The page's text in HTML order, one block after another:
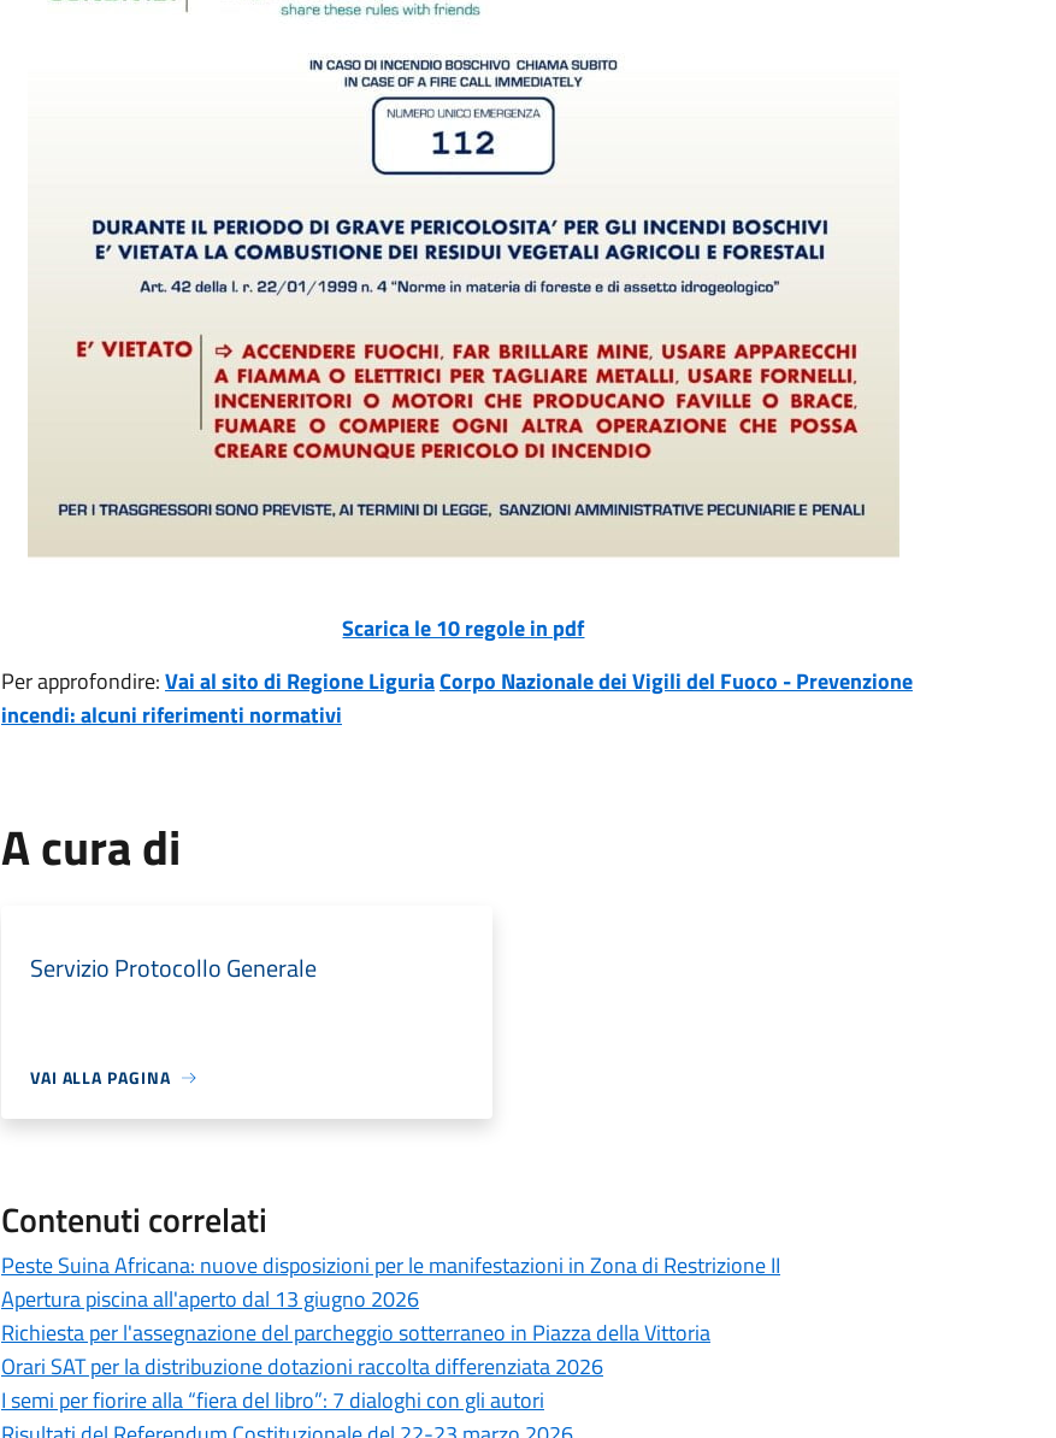
Scarica le 10 regole in pdf
Per approfondire:Vai al sito di Regione LiguriaCorpo Nazionale dei Vigili del Fuoco - Prevenzione
incendi: alcuni riferimenti normativi
A cura di
Servizio Protocollo Generale
VAI ALLA PAGINA
Contenuti correlati
Peste Suina Africana: nuove disposizioni per le manifestazioni in Zona di Restrizione II
Apertura piscina all'aperto dal 13 giugno 2026
Richiesta per l'assegnazione del parcheggio sotterraneo in Piazza della Vittoria
Orari SAT per la distribuzione dotazioni raccolta differenziata 2026
I semi per fiorire alla “fiera del libro”: 7 dialoghi con gli autori